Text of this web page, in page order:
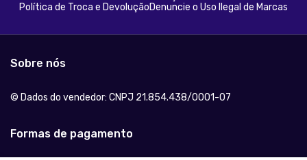
Política de Troca e DevoluçãoDenuncie o Uso Ilegal de Marcas
Sobre nós
© Dados do vendedor: CNPJ 21.854.438/0001-07
Formas de pagamento